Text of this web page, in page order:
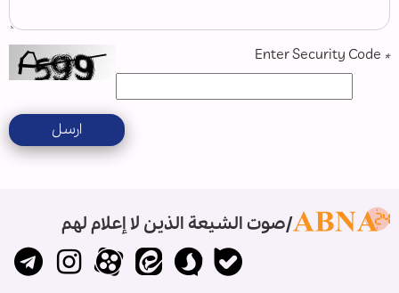
*
ارسل
صوت الشيعة الذين لا إعلام لهم